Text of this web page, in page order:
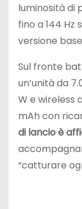
luminosità di
fino a 144 Hz
versione
Sul fronte
un’unità da
W e wireless
mAh con
di lancio è
“catturare